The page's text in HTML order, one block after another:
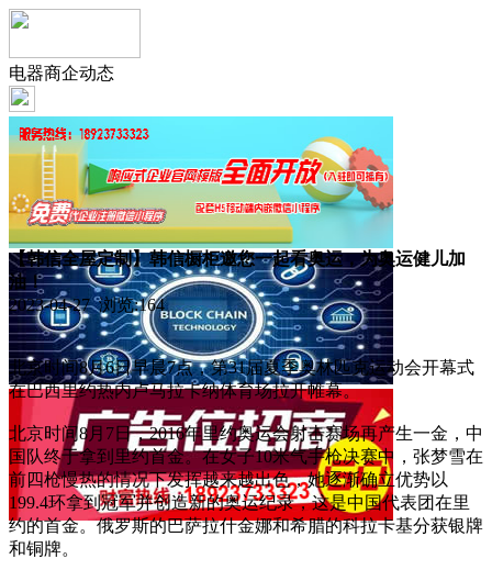
电器商企动态
【韩信全屋定制】韩信橱柜邀您一起看奥运，为奥运健儿加
油！
2023-04-27 浏览:164
北京时间8月6日早晨7点，第31届夏季奥林匹克运动会开幕式
在巴西里约热内卢马拉卡纳体育场拉开帷幕。
北京时间8月7日，2016年里约奥运会射击赛场再产生一金，中
国队终于拿到里约首金。在女子10米气手枪决赛中，张梦雪在
前四枪慢热的情况下发挥越来越出色，她逐渐确立优势以
199.4环拿到冠军并创造新的奥运纪录，这是中国代表团在里
约的首金。俄罗斯的巴萨拉什金娜和希腊的科拉卡基分获银牌
和铜牌。